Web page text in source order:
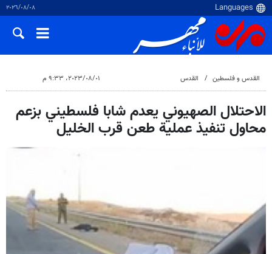
٠٨‏/٠٨‏/٢٠٢٦
القدس و فلسطین القدس ٠١‏/٠٨‏/٢٠٢٣، ٩:٣٣ م
الاحتلال الصهيوني يعدم شابا فلسطيني بزعم
محاول تنفيذ عملية طعن قرب الخليل